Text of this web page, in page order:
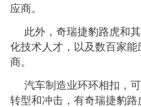
应商。
此外，奇瑞捷豹路虎和
化技术人才，以及数百家
商。
汽车制造业环环相扣，
转型和冲击，有奇瑞捷豹路